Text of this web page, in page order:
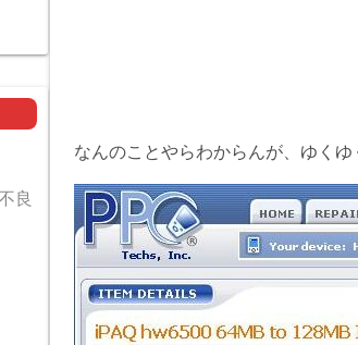
なんのことやらわからんが、ゆく
良